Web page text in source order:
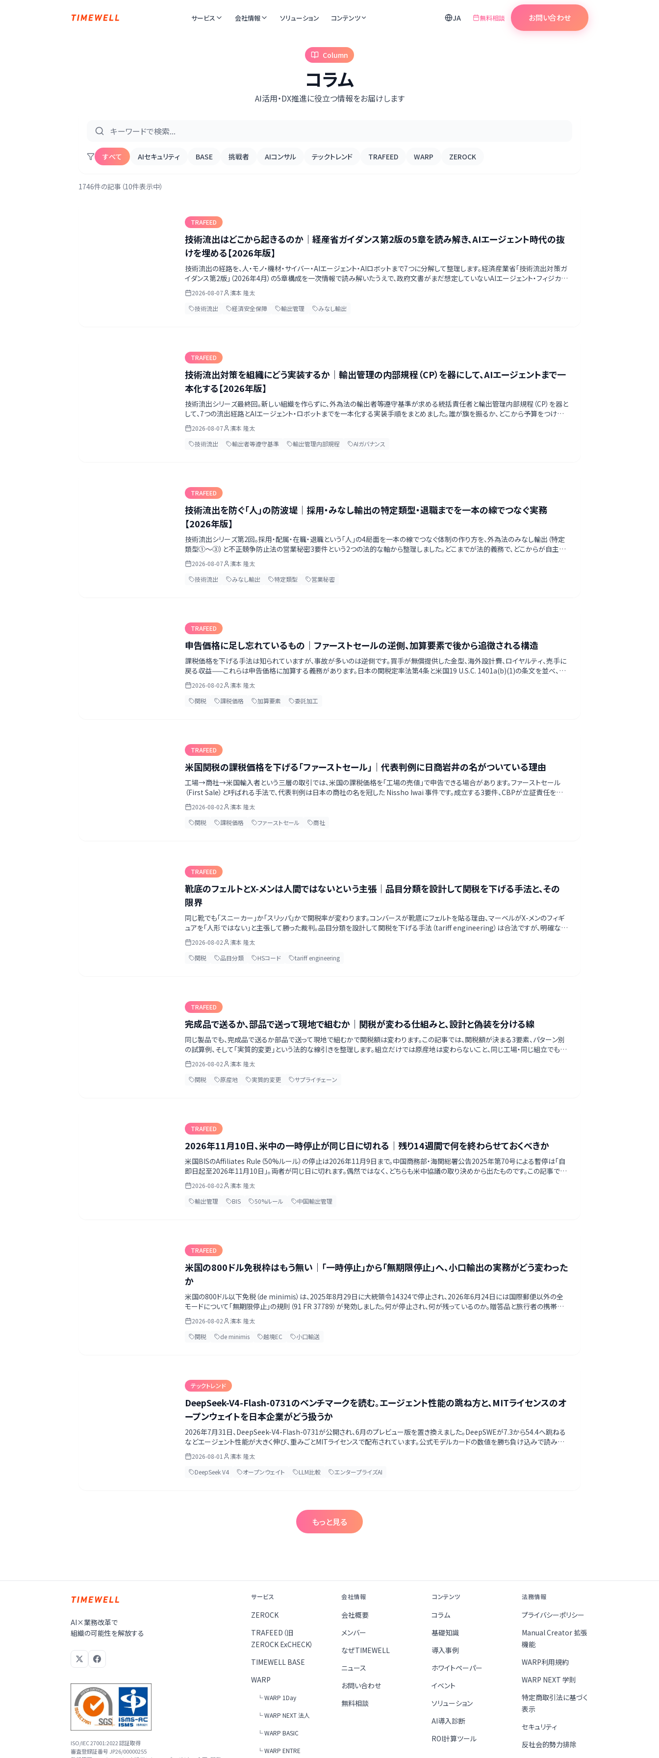
サービス 会社情報 ソリューション コンテンツ JA 無料相談 お問い合わせ
Column
コラム
AI活用・DX推進に役立つ情報をお届けします
すべて AIセキュリティ BASE 挑戦者 AIコンサル テックトレンド TRAFEED WARP ZEROCK
1746件の記事（10件表示中）
TRAFEED
技術流出はどこから起きるのか｜経産省ガイダンス第2版の5章を読み解き、AIエージェント時代の抜
けを埋める【2026年版】
技術流出の経路を、人・モノ・機材・サイバー・AIエージェント・AIロボットまで7つに分解して整理します。経済産業省「技術流出対策ガ
イダンス第2版」（2026年4月）の5章構成を一次情報で読み解いたうえで、政府文書がまだ想定していないAIエージェント・フィジカル
AI起点の流出をどう補うかまで、組織の責任者向けにまとめました。
2026-08-07
濱本 隆太
技術流出
経済安全保障 輸出管理 みなし輸出
TRAFEED
技術流出対策を組織にどう実装するか｜輸出管理の内部規程（CP）を器にして、AIエージェントまで一
本化する【2026年版】
技術流出シリーズ最終回。新しい組織を作らずに、外為法の輸出者等遵守基準が求める統括責任者と輸出管理内部規程（CP）を器と
して、7つの流出経路とAIエージェント・ロボットまでを一本化する実装手順をまとめました。誰が旗を振るか、どこから予算をつける
か、成果をどう測るかまで、順序を決めて整理します。
2026-08-07
濱本 隆太
技術流出
輸出者等遵守基準 輸出管理内部規程 AIガバナンス
TRAFEED
技術流出を防ぐ「人」の防波堤｜採用・みなし輸出の特定類型・退職までを一本の線でつなぐ実務
【2026年版】
技術流出シリーズ第2回。採用・配属・在職・退職という「人」の4局面を一本の線でつなぐ体制の作り方を、外為法のみなし輸出（特定
類型①〜③）と不正競争防止法の営業秘密3要件という2つの法的な軸から整理しました。どこまでが法的義務で、どこからが自主的
な取り組みかを実務の順序で切り分けます。
2026-08-07
濱本 隆太
技術流出
みなし輸出 特定類型 営業秘密
TRAFEED
申告価格に足し忘れているもの｜ファーストセールの逆側、加算要素で後から追徴される構造
課税価格を下げる手法は知られていますが、事故が多いのは逆側です。買手が無償提供した金型、海外設計費、ロイヤルティ、売手に
戻る収益——これらは申告価格に加算する義務があります。日本の関税定率法第4条と米国19 U.S.C. 1401a(b)(1)の条文を並べ、運
賃の扱いが日米で逆になる点、委託加工で買付手数料の除外が外れる点まで、条文原文で整理しました。
2026-08-02
濱本 隆太
関税
課税価格 加算要素 委託加工
TRAFEED
米国関税の課税価格を下げる「ファーストセール」｜代表判例に日商岩井の名がついている理由
工場→商社→米国輸入者という三層の取引では、米国の課税価格を「工場の売値」で申告できる場合があります。ファーストセール
（First Sale）と呼ばれる手法で、代表判例は日本の商社の名を冠した Nissho Iwai 事件です。成立する3要件、CBPが立証責任を輸
入者に置いていること、そして米国議会で廃止案が出ている現状まで整理しました。
2026-08-02
濱本 隆太
関税
課税価格 ファーストセール 商社
TRAFEED
靴底のフェルトとX-メンは人間ではないという主張｜品目分類を設計して関税を下げる手法と、その
限界
同じ靴でも「スニーカー」か「スリッパ」かで関税率が変わります。コンバースが靴底にフェルトを貼る理由、マーベルがX-メンのフィギ
ュアを「人形ではない」と主張して勝った裁判。品目分類を設計して関税を下げる手法（tariff engineering）は合法ですが、明確な限
界があります。何が認められ、何が認められないのか、その線引きを整理しました。
2026-08-02
濱本 隆太
関税
品目分類 HSコード tariff engineering
TRAFEED
完成品で送るか、部品で送って現地で組むか｜関税が変わる仕組みと、設計と偽装を分ける線
同じ製品でも、完成品で送るか部品で送って現地で組むかで関税額は変わります。この記事では、関税額が決まる3要素、パターン別
の試算例、そして「実質的変更」という法的な線引きを整理します。組立だけでは原産地は変わらないこと、同じ工場・同じ組立でもモ
デルごとに結論が分かれたCyber Power判決、そして第三国積替えによる原産地偽装への執行が強まっている現実まで、一次情報
で確認した内容をまとめました。
2026-08-02
濱本 隆太
関税
原産地 実質的変更 サプライチェーン
TRAFEED
2026年11月10日、米中の一時停止が同じ日に切れる｜残り14週間で何を終わらせておくべきか
米国BISのAffiliates Rule（50%ルール）の停止は2026年11月9日まで。中国商務部・海関総署公告2025年第70号による暫停は「自
即日起至2026年11月10日」。両者が同じ日に切れます。偶然ではなく、どちらも米中協議の取り決めから出たものです。この記事で
は、両方の原文を確認したうえで、残り14週間で何を終わらせておくべきかを整理します。
2026-08-02
濱本 隆太
輸出管理
BIS 50%ルール 中国輸出管理
TRAFEED
米国の800ドル免税枠はもう無い｜「一時停止」から「無期限停止」へ、小口輸出の実務がどう変わった
か
米国の800ドル以下免税（de minimis）は、2025年8月29日に大統領令14324で停止され、2026年6月24日には国際郵便以外の全
モードについて「無期限停止」の規則（91 FR 37789）が発効しました。何が停止され、何が残っているのか。贈答品と旅行者の携帯品
は影響を受けません。サンプル・修理返送・展示会品・越境ECの実務がどう変わったかを、一次情報で整理します。
2026-08-02
濱本 隆太
関税
de minimis 越境EC 小口輸送
テックトレンド
DeepSeek-V4-Flash-0731のベンチマークを読む。エージェント性能の跳ね方と、MITライセンスのオ
ープンウェイトを日本企業がどう扱うか
2026年7月31日、DeepSeek-V4-Flash-0731が公開され、6月のプレビュー版を置き換えました。DeepSWEが7.3から54.4へ跳ねる
などエージェント性能が大きく伸び、重みごとMITライセンスで配布されています。公式モデルカードの数値を勝ち負け込みで読み解
き、オンプレ運用の意味、そして見解が分かれる主題での取り扱いとファインチューニングによる対策まで整理します。
2026-08-01
濱本 隆太
DeepSeek V4
オープンウェイト LLM比較 エンタープライズAI
もっと見る
AI×業務改革で
組織の可能性を解放する
ISO/IEC 27001:2022 認証取得
審査登録証番号 JP26/00000255
サービス
ZEROCK
TRAFEED（旧
ZEROCK ExCHECK）
TIMEWELL BASE
WARP
└ WARP 1Day
└ WARP NEXT 法人
└ WARP BASIC
└ WARP ENTRE
会社情報
会社概要
メンバー
なぜTIMEWELL
ニュース
お問い合わせ
無料相談
コンテンツ
コラム
基礎知識
導入事例
ホワイトペーパー
イベント
ソリューション
AI導入診断
ROI計算ツール
法務情報
プライバシーポリシー
Manual Creator 拡張
機能
WARP利用規約
WARP NEXT 学則
特定商取引法に基づく
表示
セキュリティ
反社会的勢力排除